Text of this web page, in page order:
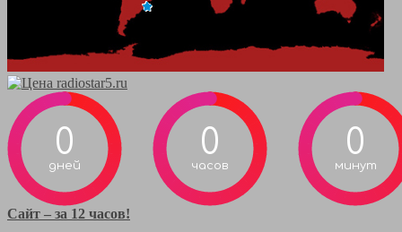
0
дней
0
часов
0
минут
Сайт – за 12 часов!